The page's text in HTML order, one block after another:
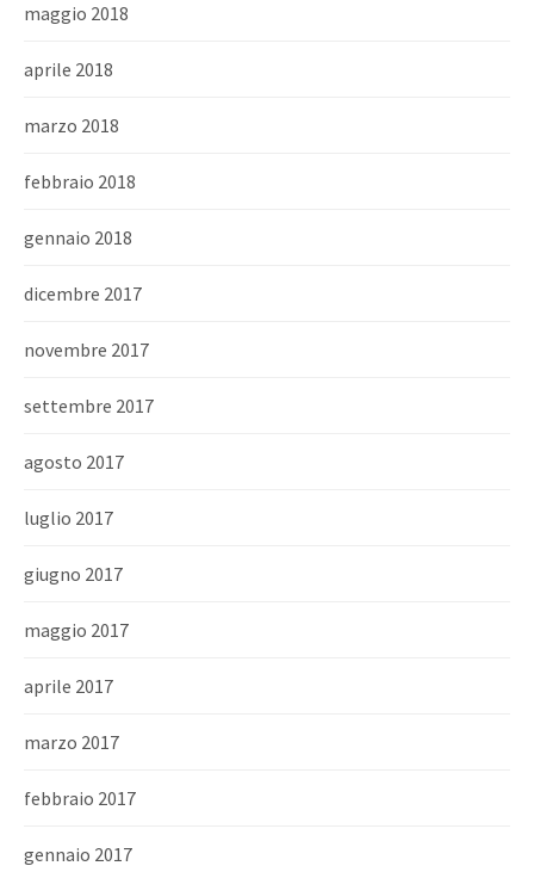
maggio 2018
aprile 2018
marzo 2018
febbraio 2018
gennaio 2018
dicembre 2017
novembre 2017
settembre 2017
agosto 2017
luglio 2017
giugno 2017
maggio 2017
aprile 2017
marzo 2017
febbraio 2017
gennaio 2017